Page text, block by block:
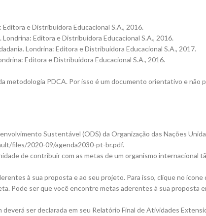
e Distribuidora Educacional S.A., 2016.
Editora e Distribuidora Educacional S.A., 2016.
Londrina: Editora e Distribuidora Educacional S.A., 2017.
Editora e Distribuidora Educacional S.A., 2016.
metodologia PDCA. Por isso é um documento orientativo e
Sustentável (ODS) da Organização das Nações
files/2020-09/agenda2030-pt-br.pdf.
de contribuir com as metas de um organismo internacional
à sua proposta e ao seu projeto. Para isso, clique no
Pode ser que você encontre metas aderentes à sua
ser declarada em seu Relatório Final de Atividades